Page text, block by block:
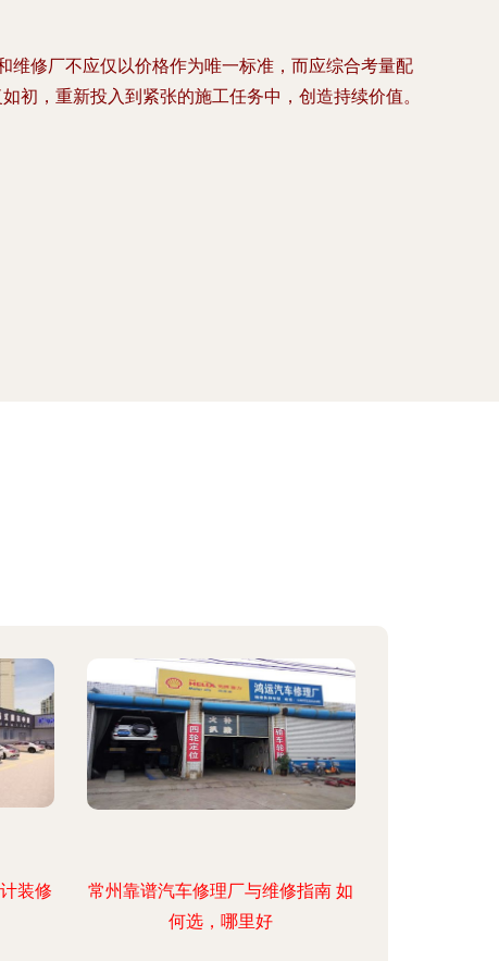
维修厂不应仅以价格作为唯一标准，而应综合考量配
初，重新投入到紧张的施工任务中，创造持续价值。
装修
常州靠谱汽车修理厂与维修指南 如
何选，哪里好